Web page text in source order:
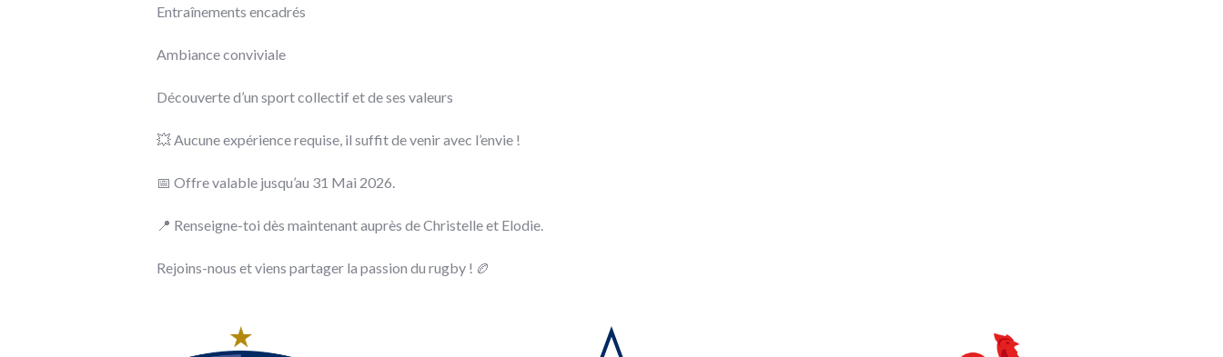
Entraînements encadrés
Ambiance conviviale
Découverte d’un sport collectif et de ses valeurs
💥 Aucune expérience requise, il suffit de venir avec l’envie !
📅 Offre valable jusqu’au 31 Mai 2026.
📍 Renseigne-toi dès maintenant auprès de Christelle et Elodie.
Rejoins-nous et viens partager la passion du rugby ! 🏉